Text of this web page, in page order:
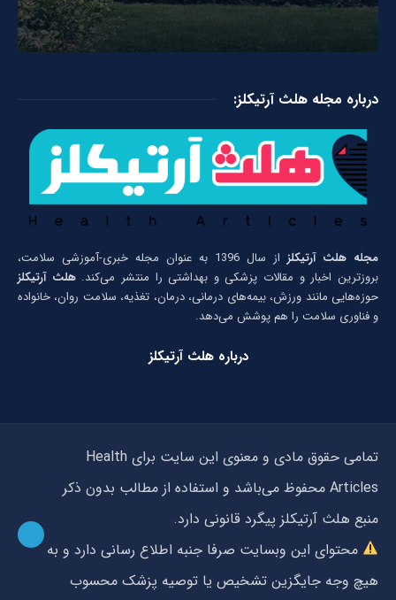
درباره مجله هلث آرتیکلز:
مجله هلث آرتیکلز
از سال 1396 به عنوان مجله خبری-آموزشی سلامت،
بروزترین اخبار و مقالات پزشکی و بهداشتی را منتشر می‌کند.هلث آرتیکلز
حوزه‌هایی مانند ورزش، بیمه‌های درمانی، درمان، تغذیه، سلامت روان، خانواده
و فناوری سلامت را هم پوشش می‌دهد.
درباره هلث آرتیکلز
تمامی حقوق مادی و معنوی این سایت برای Health
Articles محفوظ می‌باشد و استفاده از مطالب بدون ذکر
منبع هلث آرتیکلز پیگرد قانونی دارد.
محتوای این وبسایت صرفا جنبه اطلاع رسانی دارد و به
هیچ وجه جایگزین تشخیص یا توصیه پزشک محسوب